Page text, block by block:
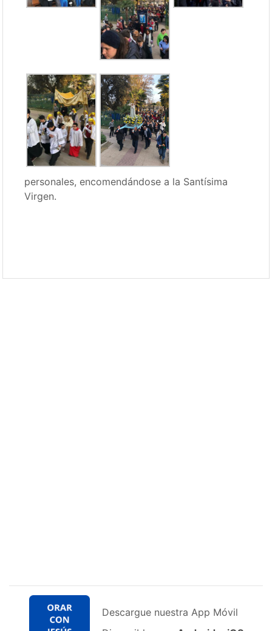
personales, encomendándose a la Santísima
Virgen.
Descargue nuestra App Móvil